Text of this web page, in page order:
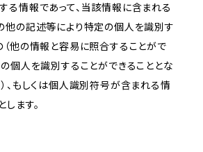
る情報であって、当該情報に含まれる
他の記述等により特定の個人を識別す
（他の情報と容易に照合することがで
の個人を識別することができることとな
、もしくは個人識別符号が含まれる情
ます。